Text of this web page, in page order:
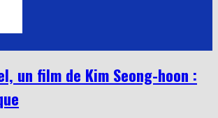
un film de Kim Seong-hoon :